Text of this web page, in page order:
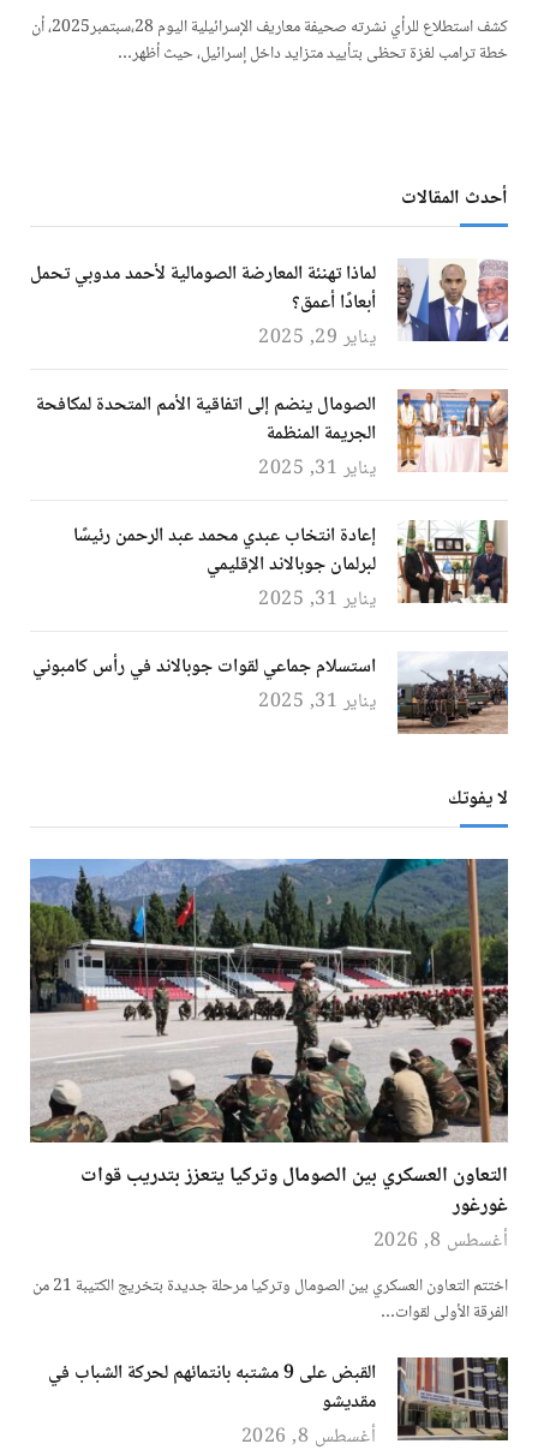
كشف استطلاع للرأي نشرته صحيفة معاريف الإسرائيلية اليوم 28،سبتمبر2025، أن
خطة ترامب لغزة تحظى بتأييد متزايد داخل إسرائيل، حيث أظهر…
أحدث المقالات
لماذا تهنئة المعارضة الصومالية لأحمد مدوبي تحمل
أبعادًا أعمق؟
يناير 29, 2025
الصومال ينضم إلى اتفاقية الأمم المتحدة لمكافحة
الجريمة المنظمة
يناير 31, 2025
إعادة انتخاب عبدي محمد عبد الرحمن رئيسًا
لبرلمان جوبالاند الإقليمي
يناير 31, 2025
استسلام جماعي لقوات جوبالاند في رأس كامبوني
يناير 31, 2025
لا يفوتك
التعاون العسكري بين الصومال وتركيا يتعزز بتدريب قوات
غورغور
أغسطس 8, 2026
اختتم التعاون العسكري بين الصومال وتركيا مرحلة جديدة بتخريج الكتيبة 21 من
الفرقة الأولى لقوات…
القبض على 9 مشتبه بانتمائهم لحركة الشباب في
مقديشو
أغسطس 8, 2026